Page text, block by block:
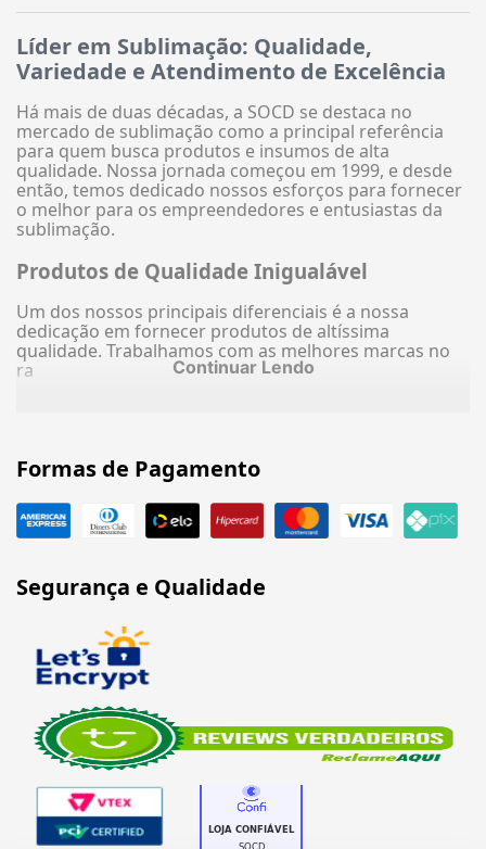
Líder em Sublimação: Qualidade,
Variedade e Atendimento de Excelência
Há mais de duas décadas, a SOCD se destaca no
mercado de sublimação como a principal referência
para quem busca produtos e insumos de alta
qualidade. Nossa jornada começou em 1999, e desde
então, temos dedicado nossos esforços para fornecer
o melhor para os empreendedores e entusiastas da
sublimação.
Produtos de Qualidade Inigualável
Um dos nossos principais diferenciais é a nossa
dedicação em fornecer produtos de altíssima
qualidade. Trabalhamos com as melhores marcas no
ra
Continuar Lendo
Formas de Pagamento
Segurança e Qualidade